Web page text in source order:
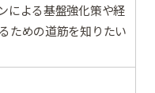
による基盤強化策や経
ための道筋を知りたい